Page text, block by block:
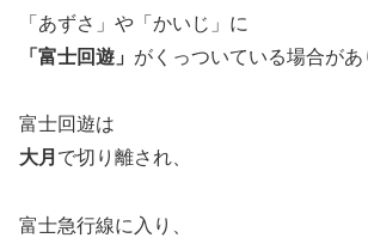
「あずさ」や「かいじ」に
「富士回遊」 がくっついている場合があ
富士回遊は
大月 で切り離され、
富士急行線に入り、